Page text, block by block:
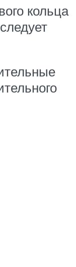
кольца